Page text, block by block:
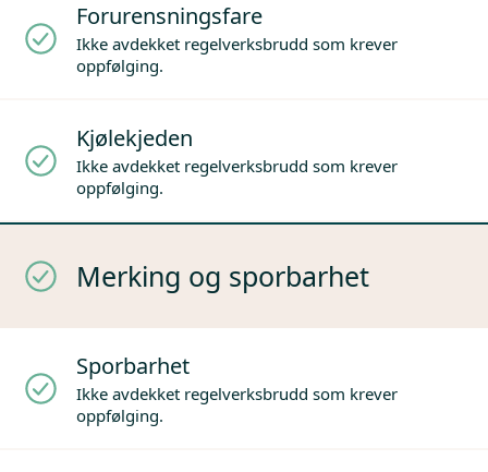
Forurensningsfare
Ikke avdekket regelverksbrudd som krever
oppfølging.
Kjølekjeden
Ikke avdekket regelverksbrudd som krever
oppfølging.
Merking og sporbarhet
Sporbarhet
Ikke avdekket regelverksbrudd som krever
oppfølging.